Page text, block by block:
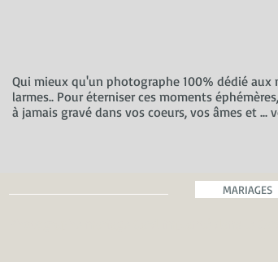
Qui mieux qu'un photographe 100% dédié aux
larmes.. Pour éterniser ces moments
à jamais gravé dans vos coeurs, vos âmes et ...
MARIAGES